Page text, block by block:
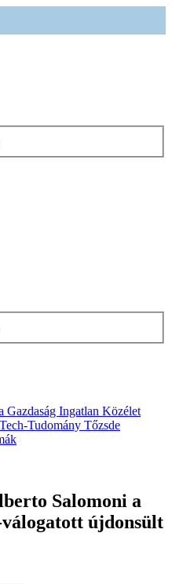
Gazdaság Ingatlan Közélet
Tech-Tudomány Tőzsde
Salomoni a
újdonsült